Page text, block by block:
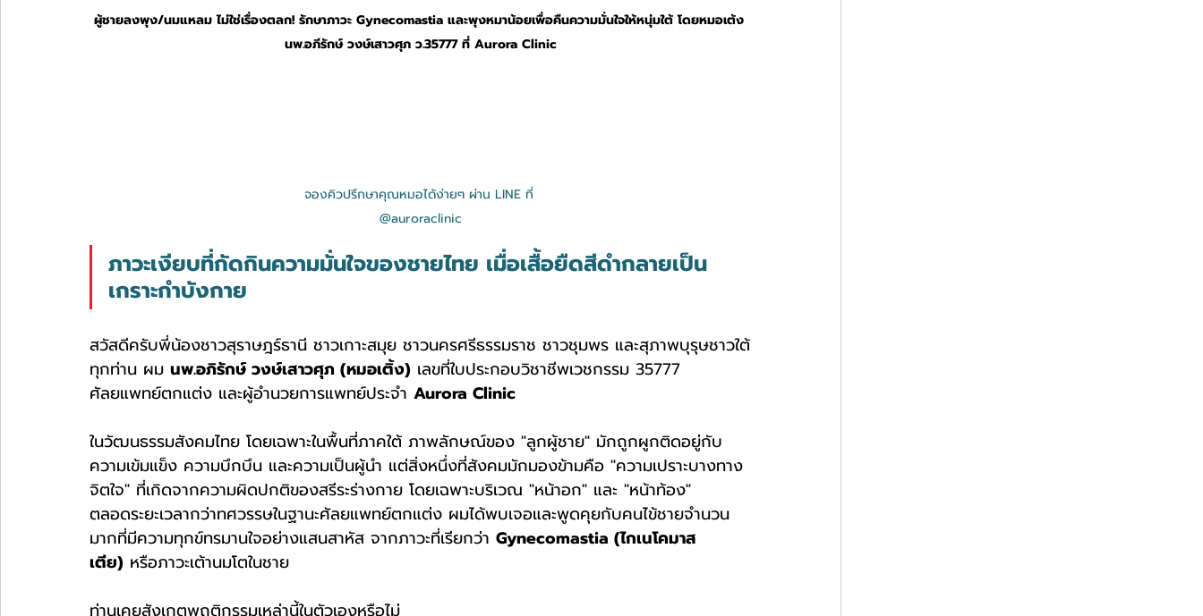
ผู้ชายลงพุง/นมแหลม ไม่ใช่เรื่องตลก! รักษาภาวะ Gynecomastia และพุงหมาน้อยเพื่อคืนความมั่นใจให้หนุ่มใต้ โดยหมอเต้ง
นพ.อภีรักษ์ วงษ์เสาวศุภ ว.35777 ที่ Aurora Clinic
จองคิวปรึกษาคุณหมอได้ง่ายๆ ผ่าน LINE ที่
@auroraclinic
ภาวะเงียบที่กัดกินความมั่นใจของชายไทย เมื่อเสื้อยืดสีดำกลายเป็น
เกราะกำบังกาย
สวัสดีครับพี่น้องชาวสุราษฎร์ธานี ชาวเกาะสมุย ชาวนครศรีธรรมราช ชาวชุมพร และสุภาพบุรุษชาวใต้
ทุกท่าน ผม นพ.อภิรักษ์ วงษ์เสาวศุภ (หมอเติ้ง) เลขที่ใบประกอบวิชาชีพเวชกรรม 35777
ศัลยแพทย์ตกแต่ง และผู้อำนวยการแพทย์ประจำ Aurora Clinic
ในวัฒนธรรมสังคมไทย โดยเฉพาะในพื้นที่ภาคใต้ ภาพลักษณ์ของ "ลูกผู้ชาย" มักถูกผูกติดอยู่กับ
ความเข้มแข็ง ความบึกบึน และความเป็นผู้นำ แต่สิ่งหนึ่งที่สังคมมักมองข้ามคือ "ความเปราะบางทาง
จิตใจ" ที่เกิดจากความผิดปกติของสรีระร่างกาย โดยเฉพาะบริเวณ "หน้าอก" และ "หน้าท้อง"
ตลอดระยะเวลากว่าทศวรรษในฐานะศัลยแพทย์ตกแต่ง ผมได้พบเจอและพูดคุยกับคนไข้ชายจำนวน
มากที่มีความทุกข์ทรมานใจอย่างแสนสาหัส จากภาวะที่เรียกว่า Gynecomastia (ไกเนโคมาส
เตีย) หรือภาวะเต้านมโตในชาย
ท่านเคยสังเกตพฤติกรรมเหล่านี้ในตัวเองหรือไม่